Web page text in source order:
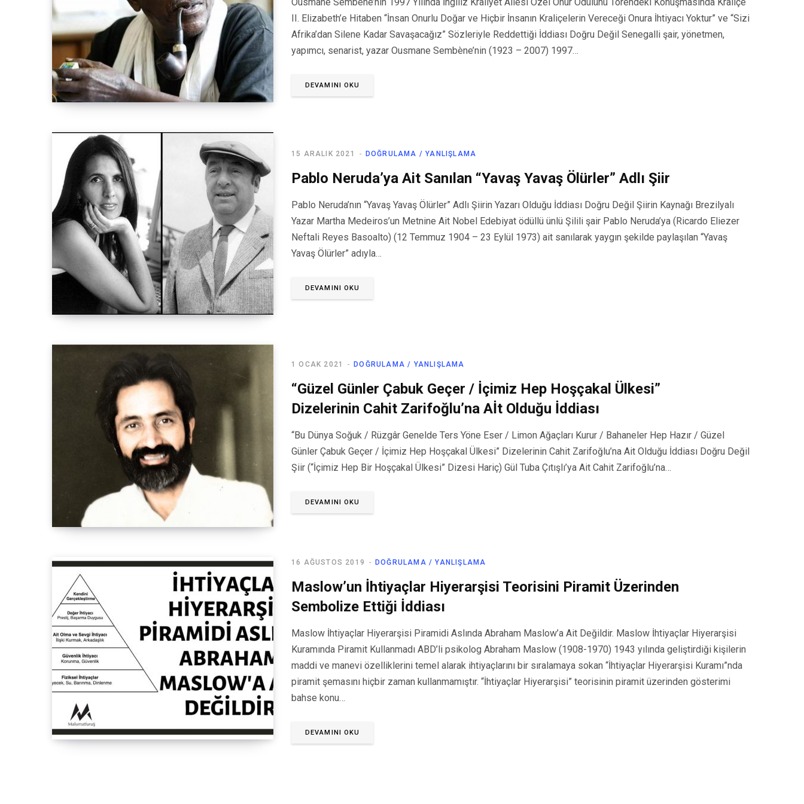
II. Elizabeth’e Hitaben “İnsan Onurlu Doğar ve Hiçbir İnsanın Kraliçelerin Vereceği Onura İhtiyacı Yoktur” ve “Sizi
Afrika’dan Silene Kadar Savaşacağız” Sözleriyle Reddettiği İddiası Doğru Değil Senegalli şair, yönetmen,
yapımcı, senarist, yazar Ousmane Sembène’nin (1923 – 2007) 1997…
DEVAMINI OKU
DOĞRULAMA / YANLIŞLAMA
15 ARALIK 2021
Pablo Neruda’ya Ait Sanılan “Yavaş Yavaş Ölürler” Adlı Şiir
Pablo Neruda’nın “Yavaş Yavaş Ölürler” Adlı Şiirin Yazarı Olduğu İddiası Doğru Değil Şiirin Kaynağı Brezilyalı
Yazar Martha Medeiros’un Metnine Ait Nobel Edebiyat ödüllü ünlü Şilili şair Pablo Neruda’ya (Ricardo Eliezer
Neftali Reyes Basoalto) (12 Temmuz 1904 – 23 Eylül 1973) ait sanılarak yaygın şekilde paylaşılan “Yavaş
Yavaş Ölürler” adıyla…
DEVAMINI OKU
DOĞRULAMA / YANLIŞLAMA
1 OCAK 2021
“Güzel Günler Çabuk Geçer / İçimiz Hep Hoşçakal Ülkesi”
Dizelerinin Cahit Zarifoğlu’na Aİt Olduğu İddiası
“Bu Dünya Soğuk / Rüzgâr Genelde Ters Yöne Eser / Limon Ağaçları Kurur / Bahaneler Hep Hazır / Güzel
Günler Çabuk Geçer / İçimiz Hep Hoşçakal Ülkesi” Dizelerinin Cahit Zarifoğlu’na Ait Olduğu İddiası Doğru Değil
Şiir (“İçimiz Hep Bir Hoşçakal Ülkesi” Dizesi Hariç) Gül Tuba Çıtışlı’ya Ait Cahit Zarifoğlu’na…
DEVAMINI OKU
DOĞRULAMA / YANLIŞLAMA
16 AĞUSTOS 2019
Maslow’un İhtiyaçlar Hiyerarşisi Teorisini Piramit Üzerinden
Sembolize Ettiği İddiası
Maslow İhtiyaçlar Hiyerarşisi Piramidi Aslında Abraham Maslow’a Ait Değildir. Maslow İhtiyaçlar Hiyerarşisi
Kuramında Piramit Kullanmadı ABD’li psikolog Abraham Maslow (1908-1970) 1943 yılında geliştirdiği kişilerin
maddi ve manevi özelliklerini temel alarak ihtiyaçlarını bir sıralamaya sokan “İhtiyaçlar Hiyerarşisi Kuramı”nda
piramit şemasını hiçbir zaman kullanmamıştır. “İhtiyaçlar Hiyerarşisi” teorisinin piramit üzerinden gösterimi
bahse konu…
DEVAMINI OKU